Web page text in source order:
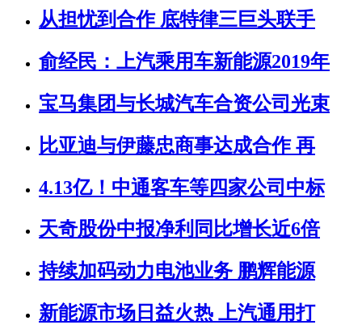
从担忧到合作 底特律三巨头联手
俞经民：上汽乘用车新能源2019年
宝马集团与长城汽车合资公司光束
比亚迪与伊藤忠商事达成合作 再
4.13亿！中通客车等四家公司中标
天奇股份中报净利同比增长近6倍
持续加码动力电池业务 鹏辉能源
新能源市场日益火热 上汽通用打